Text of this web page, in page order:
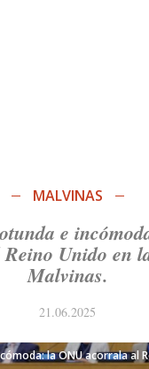
MALVINAS
e
Unido en
Malvinas.
21.06.2025
la ONU acorrala al